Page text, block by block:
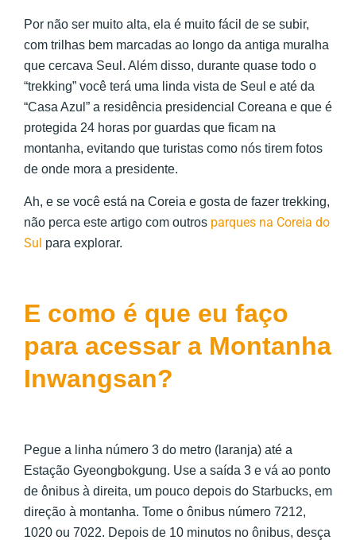
Por não ser muito alta, ela é muito fácil de se subir,
com trilhas bem marcadas ao longo da antiga muralha
que cercava Seul. Além disso, durante quase todo o
“trekking” você terá uma linda vista de Seul e até da
“Casa Azul” a residência presidencial Coreana e que é
protegida 24 horas por guardas que ficam na
montanha, evitando que turistas como nós tirem fotos
de onde mora a presidente.
Ah, e se você está na Coreia e gosta de fazer trekking,
não perca este artigo com outros parques na Coreia do
Sul para explorar.
E como é que eu faço
para acessar a Montanha
Inwangsan?
Pegue a linha número 3 do metro (laranja) até a
Estação Gyeongbokgung. Use a saída 3 e vá ao ponto
de ônibus à direita, um pouco depois do Starbucks, em
direção à montanha. Tome o ônibus número 7212,
1020 ou 7022. Depois de 10 minutos no ônibus, desça